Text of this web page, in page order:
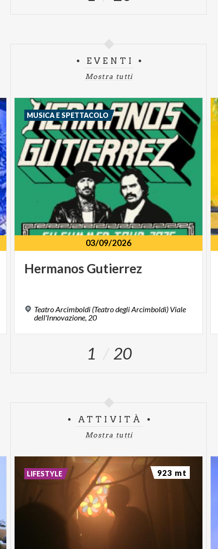
EVENTI
Mostra tutti
03/09/2026
Hermanos Gutierrez
Teatro Arcimboldi (Teatro degli Arcimboldi) Viale
dell'Innovazione, 20
MUSICA E SPETTACOLO
1 20
ATTIVITÀ
Mostra tutti
LIFESTYLE 923 mt